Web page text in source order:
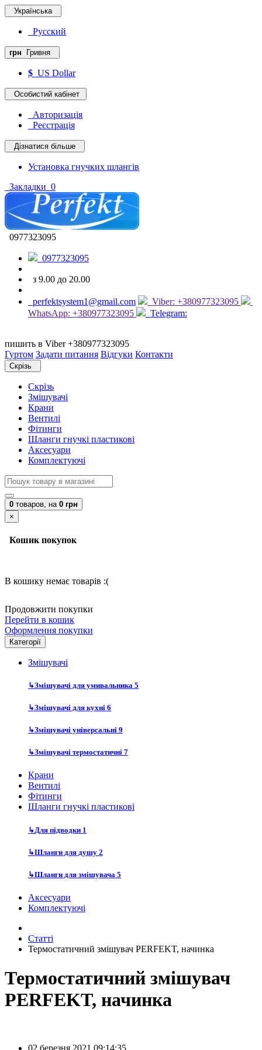
Українська
Русский
грн Гривня
$ US Dollar
Особистий кабінет
Авторизація
Реєстрація
Дізнатися більше
Установка гнучких шлангів
Закладки 0
0977323095
0977323095
з 9.00 до 20.00
perfektsystem1@gmail.com
Viber: +380977323095
WhatsApp: +380977323095
Telegram:
пишить в Viber +380977323095
Гуртом Задати питання Відгуки Контакти
Скрізь
Скрізь
Змішувачі
Крани
Вентилі
Фітинги
Шланги гнучкі пластикові
Аксесуари
Комплектуючі
0 товаров, на 0 грн
×
Кошик покупок
В кошику немає товарів :(
Продовжити покупки
Перейти в кошик
Оформлення покупки
Категорії
Змішувачі
↳Змішувачі для умивальника 5
↳Змішувачі для кухні 6
↳Змішувачі універсальні 9
↳Змішувачі термостатичні 7
Крани
Вентилі
Фітинги
Шланги гнучкі пластикові
↳Для підводки 1
↳Шланги для душу 2
↳Шланги для змішувача 5
Аксесуари
Комплектуючі
Статті
Термостатичний змішувач PERFEKT, начинка
Термостатичний змішувач
PERFEKT, начинка
02 березня 2021 09:14:35